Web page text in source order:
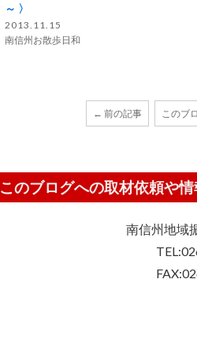
～ 〉
2013.11.15
南信州お散歩日和
← 前の記事 このブ
このブログへの取材依頼や
南信州地域